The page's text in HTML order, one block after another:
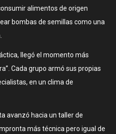
alimentos de origen
bombas de semillas como una
llegó el momento más
Cada grupo armó sus propias
en un clima de
avanzó hacia un taller de
más técnica pero igual de